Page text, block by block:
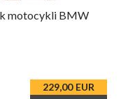
motocykli BMW
229,00 EUR